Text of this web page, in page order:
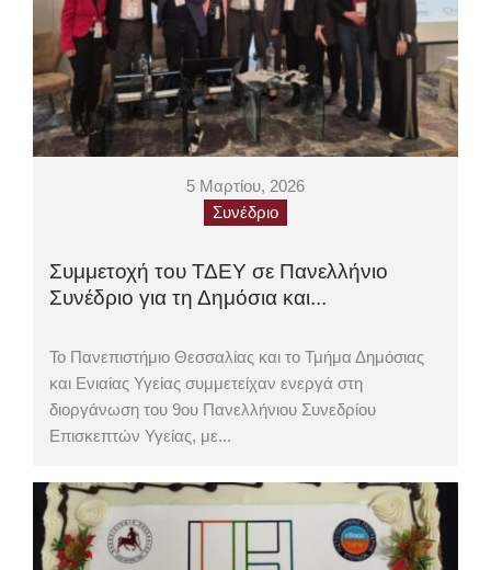
5 Μαρτίου, 2026
Συνέδριο
Συμμετοχή του ΤΔΕΥ σε Πανελλήνιο
Συνέδριο για τη Δημόσια και...
Το Πανεπιστήμιο Θεσσαλίας και το Τμήμα Δημόσιας
και Ενιαίας Υγείας συμμετείχαν ενεργά στη
διοργάνωση του 9ου Πανελλήνιου Συνεδρίου
Επισκεπτών Υγείας, με...